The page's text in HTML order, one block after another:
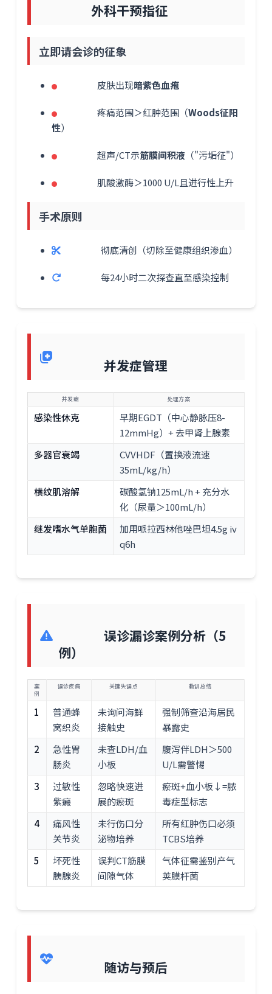
外科干预指征
立即请会诊的征象
皮肤出现暗紫色血疱
疼痛范围＞红肿范围（Woods征阳
性）
超声/CT示筋膜间积液 （"污垢征"）
肌酸激酶＞1000 U/L且进行性上升
手术原则
彻底清创（切除至健康组织渗血）
每24小时二次探查直至感染控制
并发症管理
并发症 处理方案
感染性休克
早期EGDT（中心静脉压8-
12mmHg）+ 去甲肾上腺素
多器官衰竭
CVVHDF（置换液流速
35mL/kg/h）
横纹肌溶解
碳酸氢钠125mL/h + 充分水
化（尿量＞100mL/h）
继发嗜水气单胞菌
加用哌拉西林他唑巴坦4.5g iv
q6h
误诊漏诊案例分析（5
例）
案
例
误诊疾病 关键失误点 教训总结
1
普通蜂
窝织炎
未询问海鲜
接触史
强制筛查沿海居民
暴露史
2
急性胃
肠炎
未查LDH/血
小板
腹泻伴LDH＞500
U/L需警惕
3
过敏性
紫癜
忽略快速进
展的瘀斑
瘀斑+血小板↓=脓
毒症型标志
4
痛风性
关节炎
未行伤口分
泌物培养
所有红肿伤口必须
TCBS培养
5
坏死性
胰腺炎
误判CT筋膜
间隙气体
气体征需鉴别产气
荚膜杆菌
随访与预后